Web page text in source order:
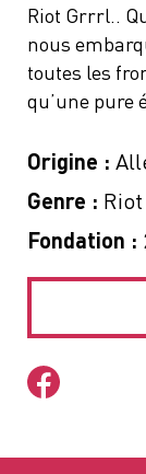
Riot Grrrl..
nous
toutes les
qu’une pure
Origine :
Genre :
Fondation :